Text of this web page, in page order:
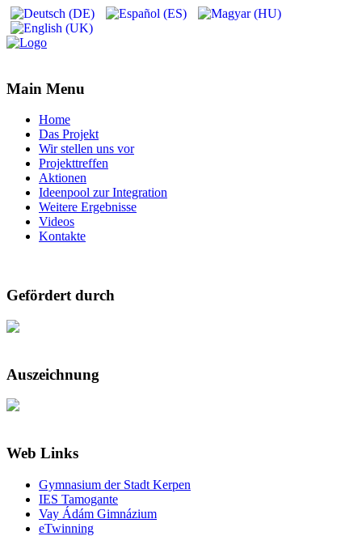
Main Menu
Home
Das Projekt
Wir stellen uns vor
Projekttreffen
Aktionen
Ideenpool zur Integration
Weitere Ergebnisse
Videos
Kontakte
Gefördert durch
Auszeichnung
Web Links
Gymnasium der Stadt Kerpen
IES Tamogante
Vay Ádám Gimnázium
eTwinning